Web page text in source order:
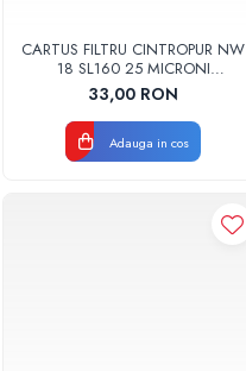
CARTUS FILTRU CINTROPUR NW
18 SL160 25 MICRONI
MANSOANE FILTRARE SET 5BUC
33,00 RON
Adauga in cos